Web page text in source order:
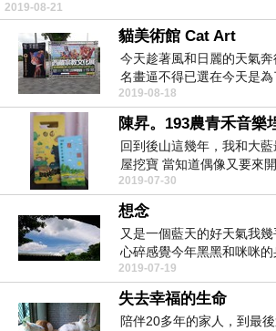
2019-08-21
貓美術館 Cat Art
今天趁著風和日麗的天氣
名畫逼不得已選在今天是
展結果總是如...
2019-08-18
陳昇。193農青禾音樂
回到後山這幾年，我和大
屋挖寶 當知道偶像又要來
期待，只是...
2019-07-30
想念
又是一個藍天的好天氣我
心碎感覺今年黑黑和咪咪
大黃 ...
2019-07-19
失去幸福的生命
陪伴20多年的家人，到最